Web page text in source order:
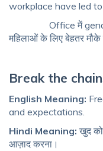
workplace have led
Office में gender
महिलाओं के लिए बेहतर मौके
Break the
English Meaning:
and expectations.
Hindi Meaning: खुद
आज़ाद करना।